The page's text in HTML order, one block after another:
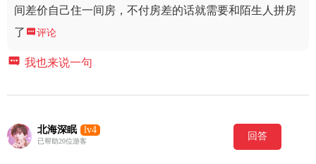
间差价自己住一间房，不付房差的话就需要和陌生人拼房
了 评论
 我也来说一句
北海深眠 lv4
已帮助20位游客 回答